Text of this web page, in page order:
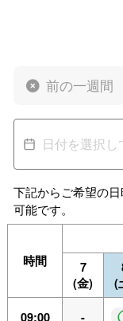
前の一週間
下記からご希望の
可能です。
時間
7
(金)
(
09:00 -